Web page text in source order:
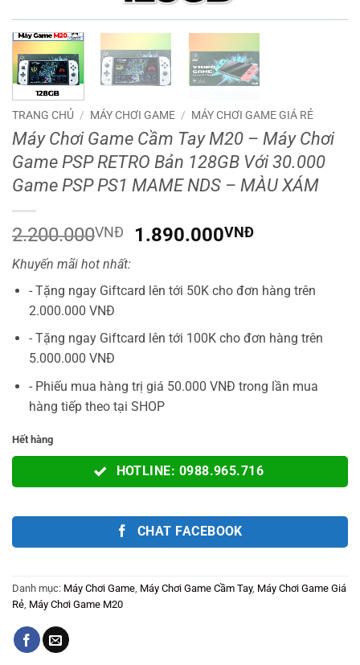
TRANG CHỦ / MÁY CHƠI GAME / MÁY CHƠI GAME GIÁ RẺ
Máy Chơi Game Cầm Tay M20 – Máy Chơi
Game PSP RETRO Bản 128GB Với 30.000
Game PSP PS1 MAME NDS – MÀU XÁM
2.200.000VNĐ
Giá
2.200.000VNĐ.
1.890.000VNĐGiá
là:
Khuyến mãi hot nhất:
- Tặng ngay Giftcard lên tới 50K cho đơn hàng trên
2.000.000 VNĐ
- Tặng ngay Giftcard lên tới 100K cho đơn hàng trên
5.000.000 VNĐ
- Phiếu mua hàng trị giá 50.000 VNĐ trong lần mua
hàng tiếp theo tại SHOP
Hết hàng
HOTLINE: 0988.965.716
CHAT FACEBOOK
Danh mục: Máy Chơi Game Máy Chơi Game Cầm Tay, Máy Chơi Game Giá
Rẻ Máy Chơi Game M20